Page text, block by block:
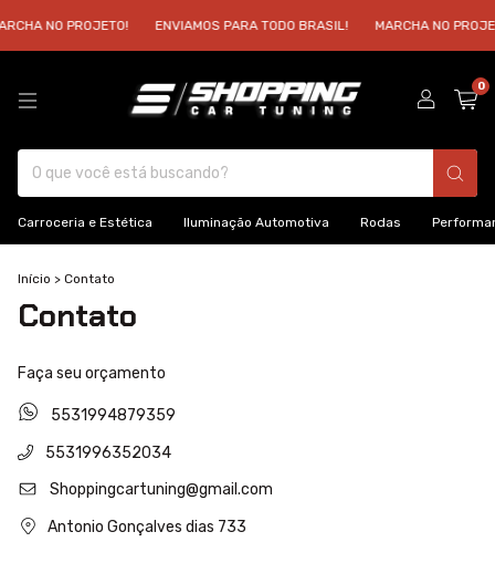
NO PROJETO! ENVIAMOS PARA TODO BRASIL! MARCHA NO
0
Carroceria e Estética Iluminação Automotiva Rodas
Início > Contato
Contato
Faça seu orçamento
5531994879359
5531996352034
Shoppingcartuning@gmail.com
Antonio Gonçalves dias 733